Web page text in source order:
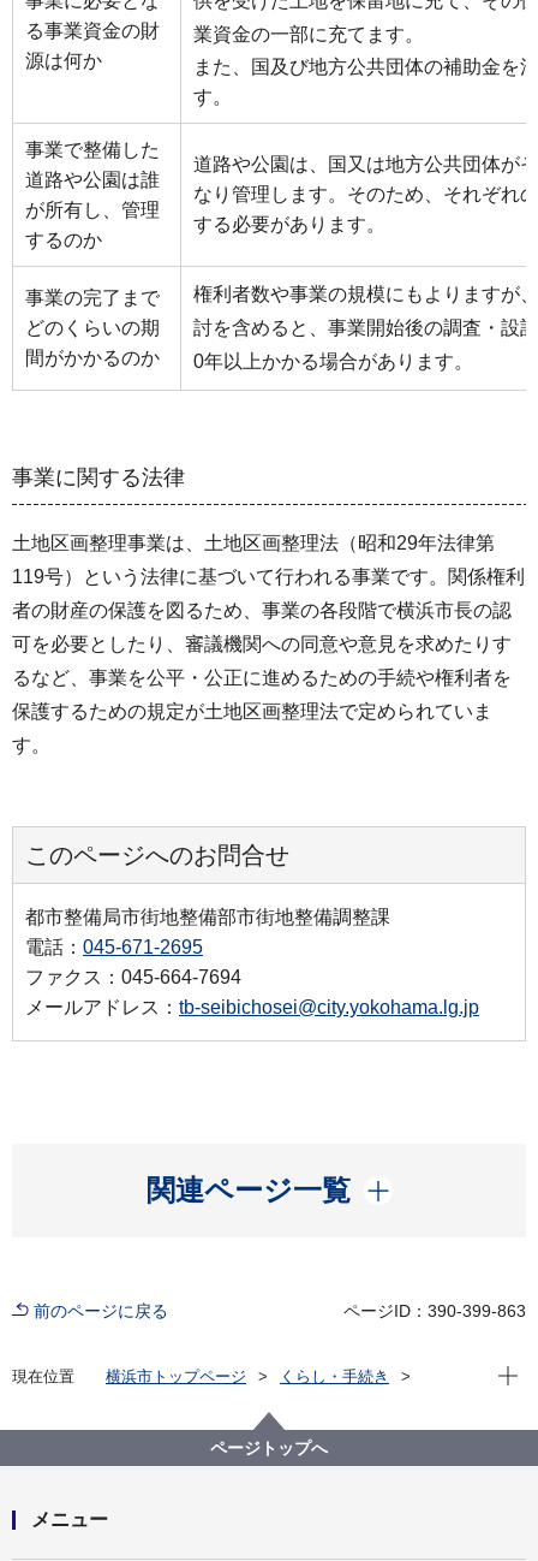
る事業資金の財
源は何か
業資金の一部に充てます。
また、国及び地方公共団体の補助金を
す。
事業で整備した
道路や公園は誰
が所有し、管理
するのか
道路や公園は、国又は地方公共団体が
なり管理します。そのため、それぞれ
する必要があります。
事業の完了まで
どのくらいの期
間がかかるのか
権利者数や事業の規模にもよりますが
討を含めると、事業開始後の調査・設
0年以上かかる場合があります。
事業に関する法律
土地区画整理事業は、土地区画整理法（昭和29年法律第
119号）という法律に基づいて行われる事業です。関係権利
者の財産の保護を図るため、事業の各段階で横浜市長の認
可を必要としたり、審議機関への同意や意見を求めたりす
るなど、事業を公平・公正に進めるための手続や権利者を
保護するための規定が土地区画整理法で定められていま
す。
このページへのお問合せ
都市整備局市街地整備部市街地整備調整課
電話： 045-671-2695
ファクス：045-664-7694
メールアドレス： tb-seibichosei@city.yokohama.lg.jp
関連ページ一覧
開く
前のページに戻る ページID：390-399-863
現在位置 横浜市トップページ
くらし・手続き
土地区画整理事業
現在
ページトップへ
メニュー